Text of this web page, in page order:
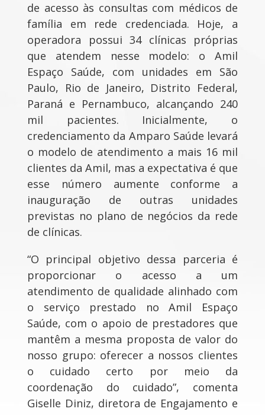
de acesso às consultas com médicos de
família em rede credenciada. Hoje, a
operadora possui 34 clínicas próprias
que atendem nesse modelo: o Amil
Espaço Saúde, com unidades em São
Paulo, Rio de Janeiro, Distrito Federal,
Paraná e Pernambuco, alcançando 240
mil pacientes. Inicialmente, o
credenciamento da Amparo Saúde levará
o modelo de atendimento a mais 16 mil
clientes da Amil, mas a expectativa é que
esse número aumente conforme a
inauguração de outras unidades
previstas no plano de negócios da rede
de clínicas.
“O principal objetivo dessa parceria é
proporcionar o acesso a um
atendimento de qualidade alinhado com
o serviço prestado no Amil Espaço
Saúde, com o apoio de prestadores que
mantêm a mesma proposta de valor do
nosso grupo: oferecer a nossos clientes
o cuidado certo por meio da
coordenação do cuidado”, comenta
Giselle Diniz, diretora de Engajamento e